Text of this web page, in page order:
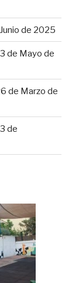
de 2025
de Mayo de
de Marzo de
de